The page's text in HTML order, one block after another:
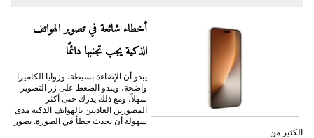
أخطاء شائعة في تصوير الهواتف
الذكية يجب تجنبها دائمًا
يبدو أن الإضاءة بسيطة، وزوايا الكاميرا
واضحة، ويبدو الضغط على زر التصوير
سهلاً، ومع ذلك يدرك حتى أكثر
المصورين العاديين بالهواتف الذكية مدى
سهولة أن يحدث خطأ في الصورة. يصور
الكثير من...